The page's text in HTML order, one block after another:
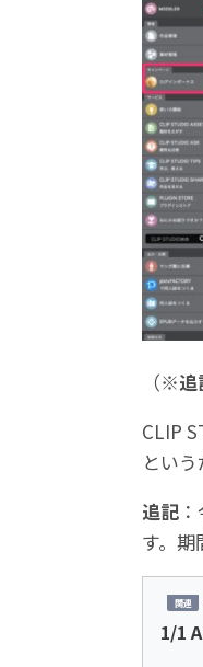
（※追
CLIP
という
追記
す。
1/1